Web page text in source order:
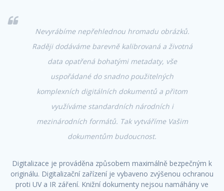
Nevyrábíme nepřehlednou hromadu obrázků.
Raději dodáváme barevně kalibrovaná a životná
data opatřená bohatými metadaty, vše
uspořádané do snadno použitelných
komplexních digitálních dokumentů a přitom
využíváme standardních národních i
mezinárodních formátů. Tak vytváříme Vašim
dokumentům budoucnost.
Digitalizace je prováděna způsobem maximálně bezpečným k
originálu. Digitalizační zařízení je vybaveno zvýšenou ochranou
proti UV a IR záření. Knižní dokumenty nejsou namáhány ve